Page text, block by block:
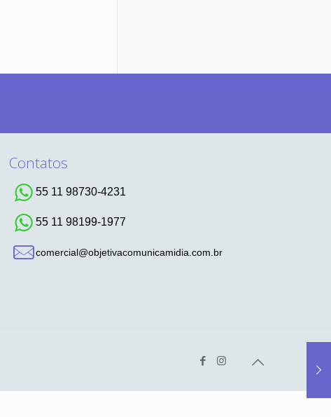
Contatos
55 11 98730-4231
55 11 98199-1977
comercial@objetivacomunicamidia.com.br